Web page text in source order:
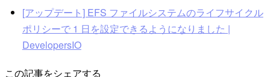
[アップデート] EFS ファイルシステムのライフサイクル
ポリシーで 1 日を設定できるようになりました |
DevelopersIO
この記事をシェアする